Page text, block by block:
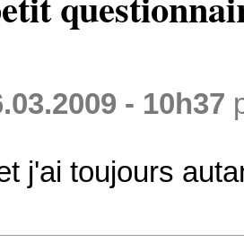
- 10h37
j'ai toujours